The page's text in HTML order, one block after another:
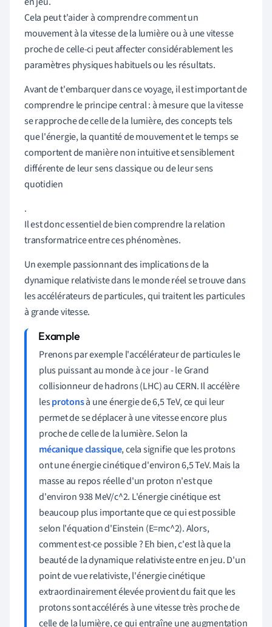
Cela peut t'aider à comprendre comment un
mouvement à la vitesse de la lumière ou à une vitesse
proche de celle-ci peut affecter considérablement les
paramètres physiques habituels ou les résultats.
Avant de t'embarquer dans ce voyage, il est important de
comprendre le principe central : à mesure que la vitesse
se rapproche de celle de la lumière, des concepts tels
que l'énergie, la quantité de mouvement et le temps se
comportent de manière non intuitive et sensiblement
différente de leur sens classique ou de leur sens
quotidien
.
Il est donc essentiel de bien comprendre la relation
transformatrice entre ces phénomènes.
Un exemple passionnant des implications de la
dynamique relativiste dans le monde réel se trouve dans
les accélérateurs de particules, qui traitent les particules
à grande vitesse.
Prenons par exemple l'accélérateur de particules le
plus puissant au monde à ce jour - le Grand
collisionneur de hadrons (LHC) au CERN. Il accélère
lesprotonsà une énergie de 6,5 TeV, ce qui leur
permet de se déplacer à une vitesse encore plus
proche de celle de la lumière. Selon la
mécanique classique, cela signifie que les protons
ont une énergie cinétique d'environ 6,5 TeV. Mais la
masse au repos réelle d'un proton n'est que
d'environ 938 MeV/c^2. L'énergie cinétique est
beaucoup plus importante que ce qui est possible
selon l'équation d'Einstein (E=mc^2). Alors,
comment est-ce possible ? Eh bien, c'est là que la
beauté de la dynamique relativiste entre en jeu. D'un
point de vue relativiste, l'énergie cinétique
extraordinairement élevée provient du fait que les
protons sont accélérés à une vitesse très proche de
celle de la lumière, ce qui entraîne une augmentation